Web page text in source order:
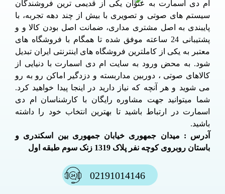
ام دی اسمارت به عنوان یکی از قدیمی ترین فروشندگان
سیستم های صوتی و تصویری با بیش از چند دهه تجربه، با
پایبندی به اصل مشتری مداری، ضمانت اصل بودن کالا و و
پشتیبانی 24 ساعته موفق شده تا همگام با فروشگاه های
معتبر به یکی از کاملترین فروشگاه های اینترنتی ایران تبدیل
شود. به محض ورود به سایت ام دی اسمارت با دنیایی از
کالاهای صوتی ، دوربین مداربسته و دزدگیر اماکن رو به رو
می شوید و هر آنچه که نیاز دارید در اینجا پیدا خواهید کرد.
شما میتوانید جهت مشاوره رایگان با کارشناسان ام دی
اسمارت در ارتباط باشید تا بهترین انتخاب خود را داشته
باشید.
آدرس : میدان جمهوری خیابان جمهوری بین اسکندری و
باستان روبروی کوچه نفر پلاک 1319 زنک سوم طبقه اول
02191014146